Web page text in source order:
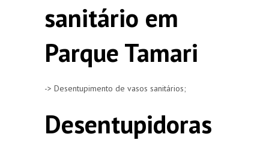
sanitário em
Parque Tamari
-> Desentupimento de vasos sanitários;
Desentupidoras